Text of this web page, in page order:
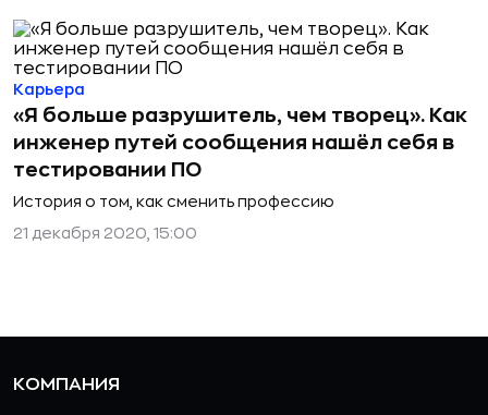
«Я больше разрушитель, чем творец». Как
инженер путей сообщения нашёл себя в
тестировании ПО
История о том, как сменить профессию
Карьера
21 декабря 2020, 15:00
КОМПАНИЯ